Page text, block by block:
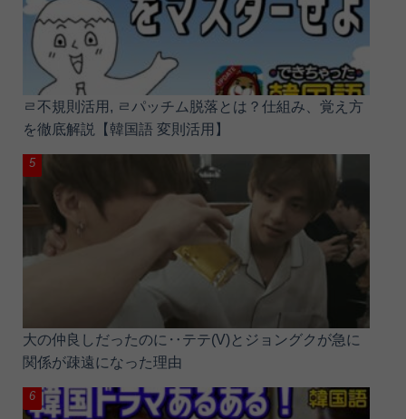
ㄹ不規則活用, ㄹパッチム脱落とは？仕組み、覚え方
を徹底解説【韓国語 変則活用】
大の仲良しだったのに‥テテ(V)とジョングクが急に
関係が疎遠になった理由